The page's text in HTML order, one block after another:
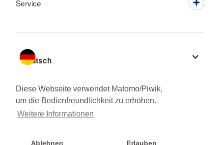
Diese Webseite verwendet Matomo/Piwik,
um die Bedienfreundlichkeit zu erhöhen.
Weitere Informationen
Ablehnen Erlauben
Service
Sprache wechseln zu